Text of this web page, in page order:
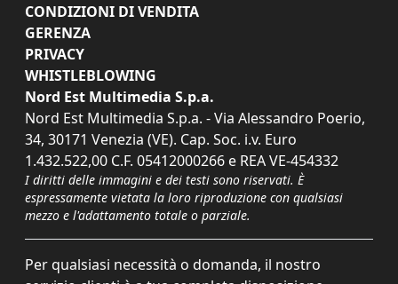
CONDIZIONI DI VENDITA
GERENZA
PRIVACY
WHISTLEBLOWING
Nord Est Multimedia S.p.a.
Nord Est Multimedia S.p.a. - Via Alessandro Poerio,
34, 30171 Venezia (VE). Cap. Soc. i.v. Euro
1.432.522,00 C.F. 05412000266 e REA VE-454332
I diritti delle immagini e dei testi sono riservati. È
espressamente vietata la loro riproduzione con qualsiasi
mezzo e l'adattamento totale o parziale.
Per qualsiasi necessità o domanda, il nostro